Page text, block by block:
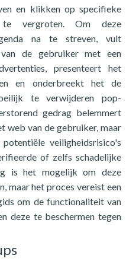
en klikken op specifieke
te vergroten. Om deze
na te streven, vult
de gebruiker met een
presenteert het
en onderbreekt het de
te verwijderen pop-
gedrag belemmert
web van de gebruiker, maar
veiligheidsrisico's
of zelfs schadelijke
is het mogelijk om deze
maar het proces vereist een
om de functionaliteit van
deze te beschermen tegen